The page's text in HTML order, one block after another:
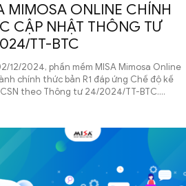
MIMOSA ONLINE CHÍNH
CẬP NHẬT THÔNG TƯ
TT-BTC
12/2024, phần mềm MISA Mimosa Online
chính thức bản R1 đáp ứng Chế độ kế
theo Thông tư 24/2024/TT-BTC....